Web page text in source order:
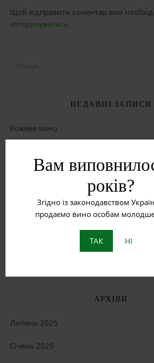
Вам
років?
Згідно із законодавством
продаємо вино особам
ТАК НІ
Щоб відправити коментар вам
авторизуватись.
НЕДАВНІ ЗАПИСИ
Рожеве вино
Біле вино
Що таке бурштинове вино?
Пет Нат: Натуральне ігристе вино з
АРХІВИ
Липень 2025
Січень 2025